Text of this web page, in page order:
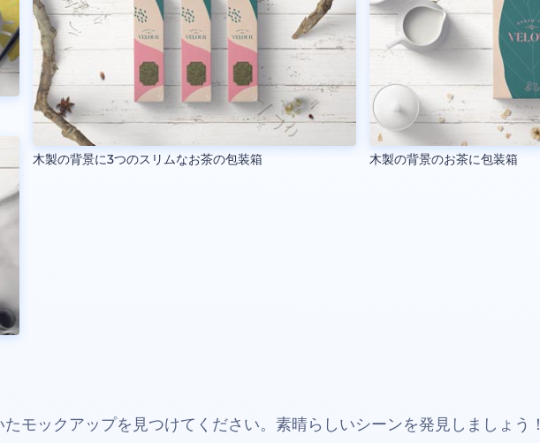
木製の背景に3つのスリムなお茶の包装箱 木製の背景のお茶に包装箱
モックアップを見つけてください。素晴らしいシーンを発見しましょう！